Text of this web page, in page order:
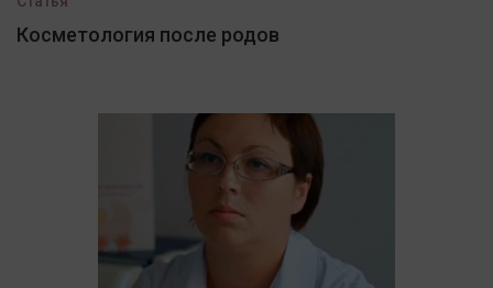
Косметология после родов